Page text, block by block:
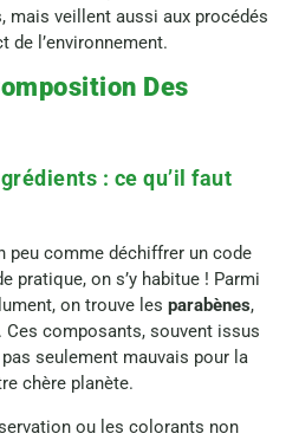
mais veillent aussi aux procédés
de l’environnement.
Des
: ce qu’il faut
peu comme déchiffrer un code
pratique, on s’y habitue ! Parmi
on trouve les parabènes,
. Ces composants, souvent issus
seulement mauvais pour la
chère planète.
ou les colorants non